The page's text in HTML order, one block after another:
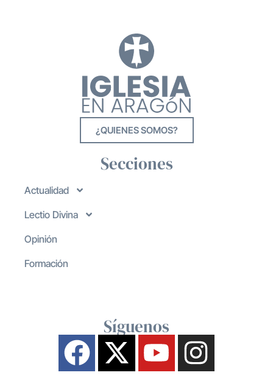
¿QUIENES SOMOS?
Secciones
Actualidad
Lectio Divina
Opinión
Formación
Síguenos